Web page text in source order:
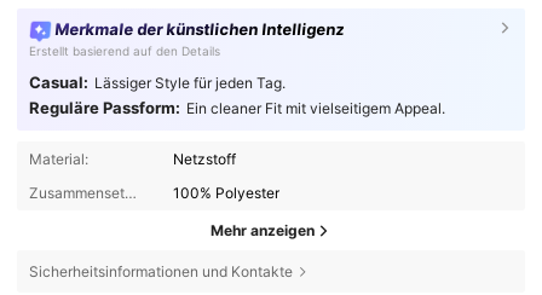
Merkmale der künstlichen Intelligenz
Erstellt basierend auf den Details
Casual: Lässiger Style für jeden Tag.
Reguläre Passform: Ein cleaner Fit mit vielseitigem Appeal.
Material:
Netzstoff
Zusammensetzung:
100% Polyester
Mehr anzeigen
Sicherheitsinformationen und Kontakte